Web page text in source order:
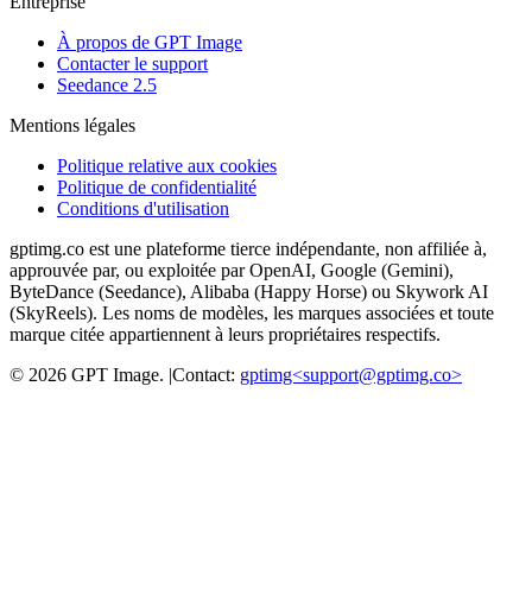
À propos de GPT Image
Contacter le support
Seedance 2.5
Mentions légales
Politique relative aux cookies
Politique de confidentialité
Conditions d'utilisation
gptimg.co est une plateforme tierce indépendante, non affiliée à,
approuvée par, ou exploitée par OpenAI, Google (Gemini),
ByteDance (Seedance), Alibaba (Happy Horse) ou Skywork AI
(SkyReels). Les noms de modèles, les marques associées et toute
marque citée appartiennent à leurs propriétaires respectifs.
© 2026 GPT Image. |Contact: gptimg<support@gptimg.co>